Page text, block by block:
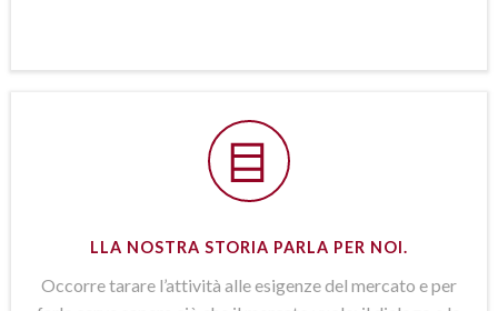
LLA NOSTRA STORIA PARLA PER NOI.
Occorre tarare l’attività alle esigenze del mercato e per